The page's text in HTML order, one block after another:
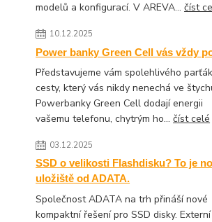
modelů a konfigurací. V AREVA...číst
10.12.2025
Power banky Green Cell vás vždy
Představujeme vám spolehlivého
cesty, který vás nikdy nenechá ve
Powerbanky Green Cell dodají energii
vašemu telefonu, chytrým ho...číst celé
03.12.2025
SSD o velikosti Flashdisku? To je
uložiště od ADATA.
Společnost ADATA na trh přináší nové
kompaktní řešení pro SSD disky. Externí